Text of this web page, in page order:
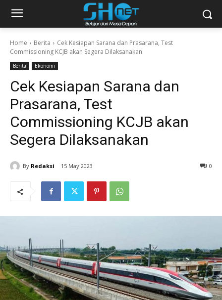
Home Berita
Cek Kesiapan Sarana dan Prasarana, Test
Commissioning KCJB akan Segera Dilaksanakan
Berita Ekonomi
Cek Kesiapan Sarana dan
Prasarana, Test
Commissioning KCJB akan
Segera Dilaksanakan
By Redaksi 15 May 2023 0